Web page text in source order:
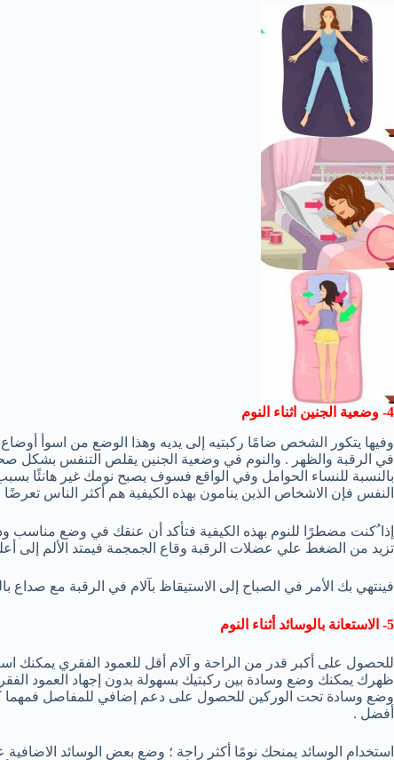
4- وضعية الجنين اثناء النوم
وفيها يتكور الشخص ضامًا ركبتيه إلى يديه وهذا الوضع من اسوأ
في الرقبة والظهر . والنوم في وضعية الجنين يقلص التنفس بشكل
بالنسبة للنساء الحوامل وفي الواقع فسوف يصبح نومك غير هانئًا
النفس فإن الاشخاص الذين ينامون بهذه الكيفية هم أكثر الناس
إذا ُكنت مضطرًا للنوم بهذه الكيفية فتأكد أن عنقك في وضع مناسب
تزيد من الضغط علي عضلات الرقبة وقاع الجمجمة فيمتد الألم إلى
فينتهي بك الأمر في الصباح إلى الاستيقاظ بآلام في الرقبة مع صداع
5- الاستعانة بالوسائد أثناء النوم
للحصول على أكبر قدر من الراحة و آلام أقل للعمود الفقري يمكنك
ظهرك يمكنك وضع وسادة بين ركبتيك بسهولة بدون إجهاد العمود
وضع وسادة تحت الوركين للحصول على دعم إضافي للمفاصل
أفضل .
استخدام الوسائد يمنحك نومًا أكثر راحة ؛ وضع بعض الوسائد